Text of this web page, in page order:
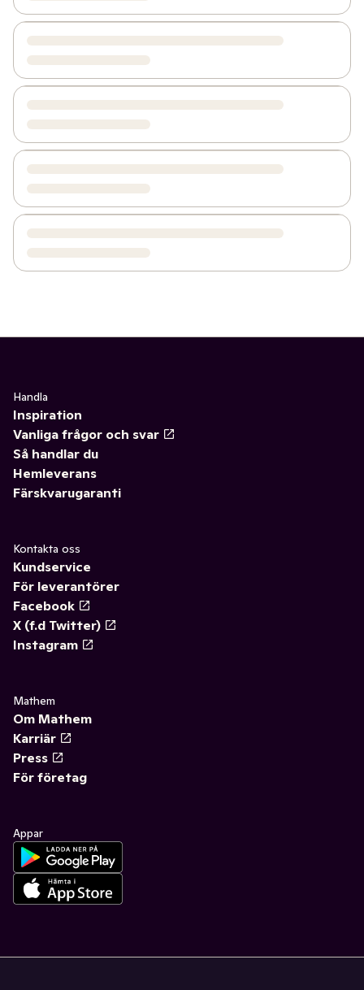
Handla
Inspiration
Vanliga frågor och svar
Så handlar du
Hemleverans
Färskvarugaranti
Kontakta oss
Kundservice
För leverantörer
Facebook
X (f.d Twitter)
Instagram
Mathem
Om Mathem
Karriär
Press
För företag
Appar